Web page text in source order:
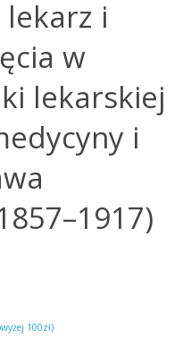
lekarz i
w
lekarskiej
i
100zł)